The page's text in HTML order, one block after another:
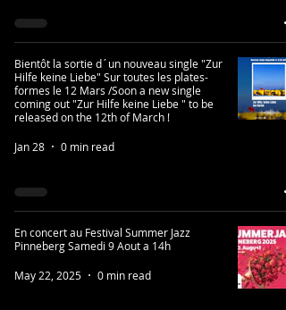
Bientôt la sortie d´un nouveau single "Zur
Hilfe keine Liebe" Sur toutes les plates-
formes le 12 Mars /Soon a new single
coming out "Zur Hilfe keine Liebe " to be
released on the 12th of March !
Jan 28 0 min read
En concert au Festival Summer Jazz
Pinneberg Samedi 9 Aout a 14h
May 22, 2025 0 min read